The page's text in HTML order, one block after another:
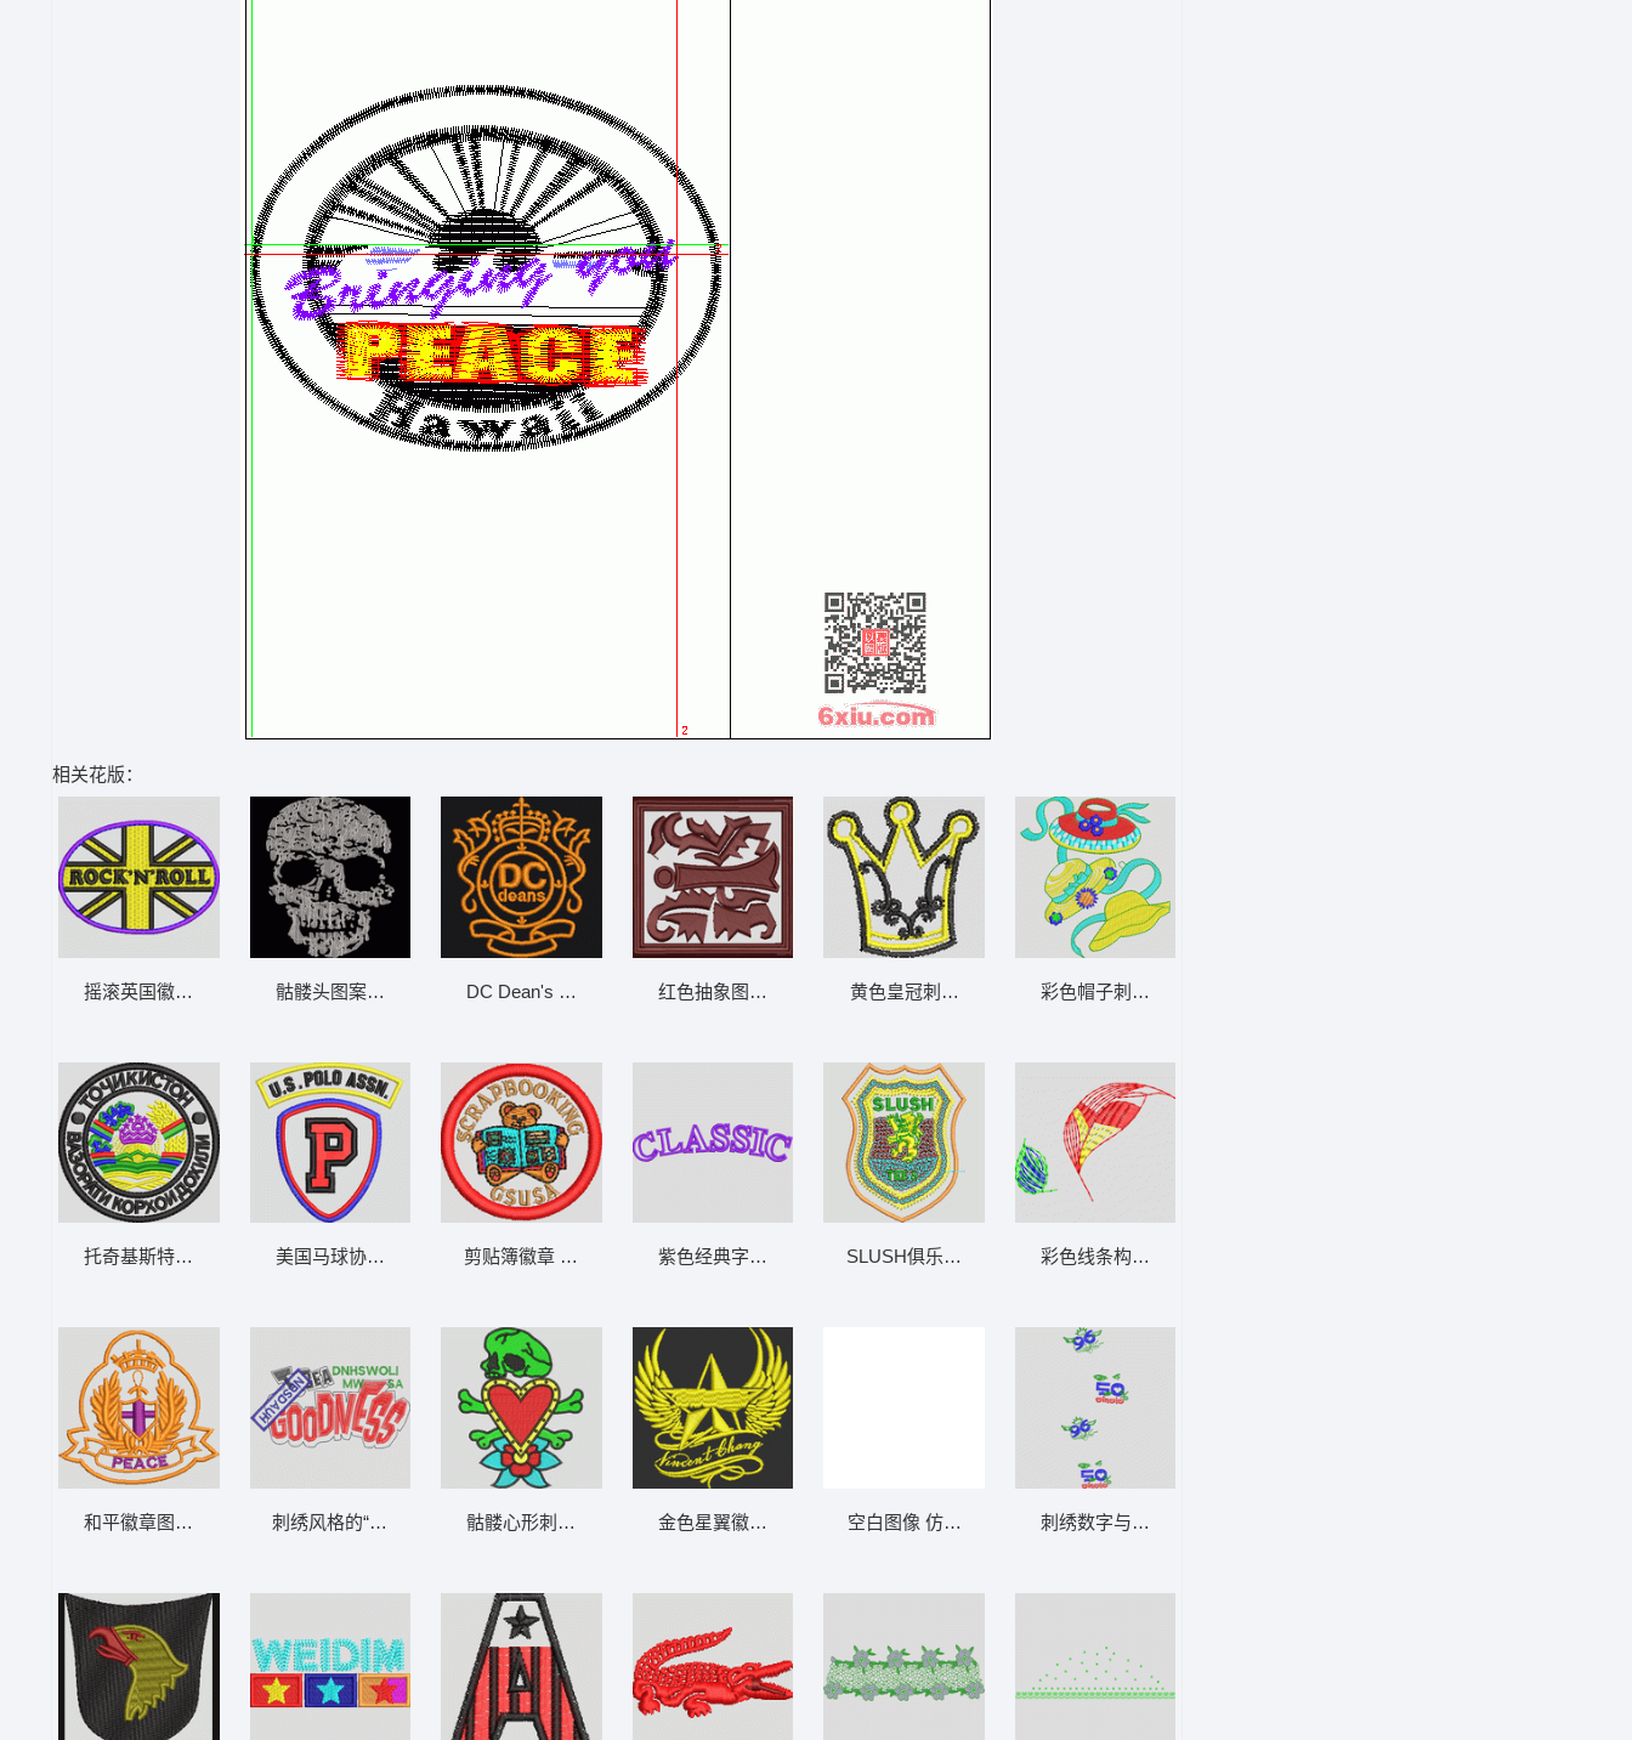
相关花版：
摇滚英国徽章 章仔
托奇基斯特翁市徽 章仔
和平徽章图案 章仔
骷髅头图案设计 骷髅
美国马球协会徽章 字母
刺绣风格的“GOODNESS”字样 字母
DC Dean's 标志徽章 章仔
剪贴簿徽章 章仔熊
骷髅心形刺绣图案 骷髅爱心
红色抽象图案刺绣 章仔
紫色经典字样设计 CLASSIC
金色星翼徽章设计 章仔
黄色皇冠刺绣图案 王冠
SLUSH俱乐部徽章 亮片 珠片章仔
空白图像 仿水溶下摆大花复杂
彩色帽子刺绣图案 帽子女
彩色线条构成的抽象叶片 叶子
刺绣数字与心形图案设计 戴翅膀的数字